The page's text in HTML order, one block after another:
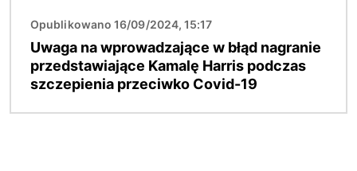
Opublikowano 16/09/2024, 15:17
Uwaga na wprowadzające w błąd nagranie
przedstawiające Kamalę Harris podczas
szczepienia przeciwko Covid-19